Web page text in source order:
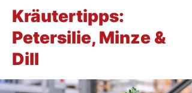
Kräutertipps:
Petersilie, Minze &
Dill